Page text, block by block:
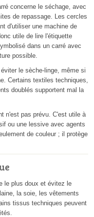
concerne le séchage, avec
de repassage. Les cercles
d'utiliser une machine de
utile de lire l'étiquette
dans un carré avec
possible.
le sèche-linge, même si
Certains textiles techniques,
doublés supportent mal la
n'est pas prévu. C'est utile à
ou une lessive avec agents
de couleur ; il protège
le plus doux et évitez le
la soie, les vêtements
tissus techniques peuvent